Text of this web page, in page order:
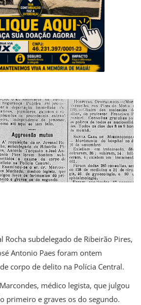
Rocha subdelegado de Ribeirão Pires,
Antonio Paes foram ontem
corpo de delito na Polícia Central.
médico legista, que julgou
primeiro e graves os do segundo.